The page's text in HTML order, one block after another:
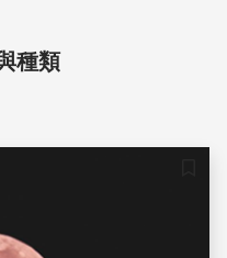
種類